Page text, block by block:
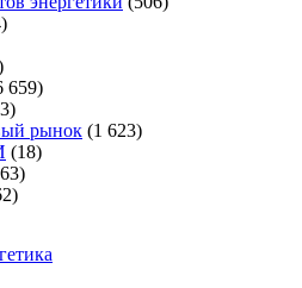
659)
рынок (1 623)
(18)